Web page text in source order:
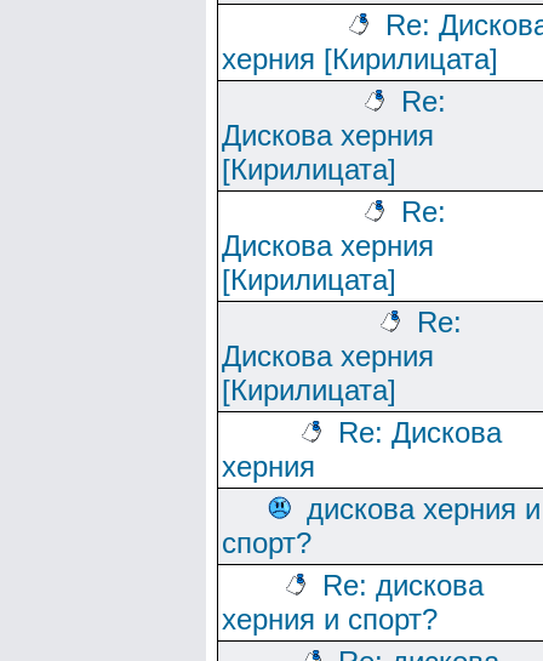
Re:
херния [Кирилицата]
Re:
Дискова херния
[Кирилицата]
Re:
Дискова херния
[Кирилицата]
Re:
Дискова херния
[Кирилицата]
Re: Дискова
херния
дискова херния и
спорт?
Re: дискова
херния и спорт?